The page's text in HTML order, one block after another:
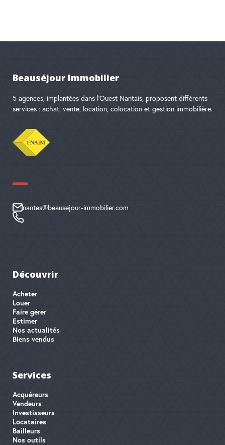
Beauséjour Immobilier
5 agences, implantées dans l'Ouest Nantais, proposent différents
services : achat, vente, location, colocation et gestion immobilière.
nantes@beausejour-immobilier.com
Découvrir
Acheter
Louer
Faire gérer
Estimer
Nos actualités
Biens vendus
Services
Acquéreurs
Vendeurs
Investisseurs
Locataires
Bailleurs
Nos outils